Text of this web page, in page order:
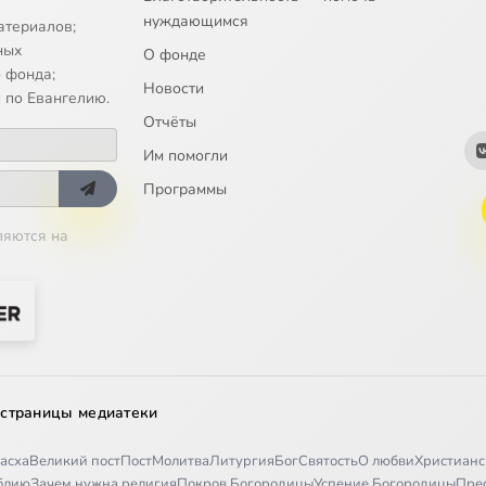
Архимандрит Серафим (Тяпочкин). Любить значит страдать
Архимандрит Серафим (Тяпочкин). Приезд отца Серафима в
Архимандрит Серафим (Тяпочкин). Возрождение прихода
Архимандрит Серафим (Тяпочкин). Подвиг старчества. Часть 1
Архимандрит Серафим (Тяпочкин). "Он просил у тебя жизни"
фонда;
Евангелию.
на
нуждающимся
О фонде
Новости
Отчёты
Им помогли
Программы
медиатеки
Великий постПостМолитваЛитургияБогСвятостьО любви